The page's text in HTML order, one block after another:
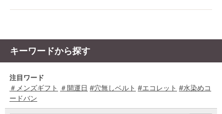
キーワードから探す
注目ワード
＃メンズギフト ＃開運日 #穴無しベルト #エコレット #水染めコ
ードバン